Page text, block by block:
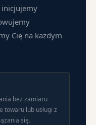
inicjujemy
Cię na każdym
bez zamiaru
towaru lub usługi z
się.